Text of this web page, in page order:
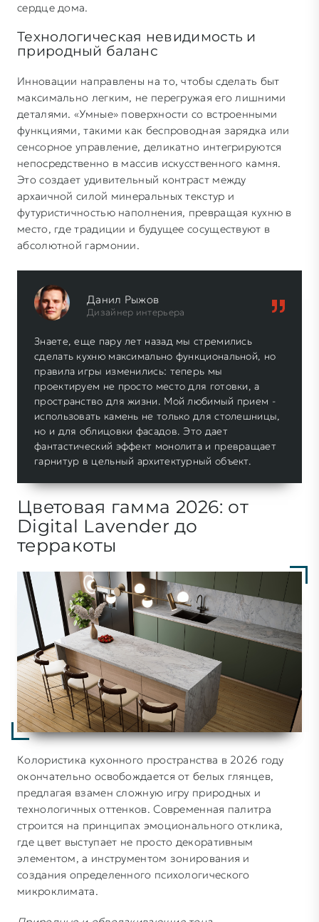
сердце дома.
Технологическая невидимость и
природный баланс
Инновации направлены на то, чтобы сделать быт
максимально легким, не перегружая его лишними
деталями. «Умные» поверхности со встроенными
функциями, такими как беспроводная зарядка или
сенсорное управление, деликатно интегрируются
непосредственно в массив искусственного камня.
Это создает удивительный контраст между
архаичной силой минеральных текстур и
футуристичностью наполнения, превращая кухню в
место, где традиции и будущее сосуществуют в
абсолютной гармонии.
Данил Рыжов
Дизайнер интерьера
Знаете, еще пару лет назад мы стремились
сделать кухню максимально функциональной, но
правила игры изменились: теперь мы
проектируем не просто место для готовки, а
пространство для жизни. Мой любимый прием -
использовать камень не только для столешницы,
но и для облицовки фасадов. Это дает
фантастический эффект монолита и превращает
гарнитур в цельный архитектурный объект.
Цветовая гамма 2026: от
Digital Lavender до
терракоты
Колористика кухонного пространства в 2026 году
окончательно освобождается от белых глянцев,
предлагая взамен сложную игру природных и
технологичных оттенков. Современная палитра
строится на принципах эмоционального отклика,
где цвет выступает не просто декоративным
элементом, а инструментом зонирования и
создания определенного психологического
микроклимата.